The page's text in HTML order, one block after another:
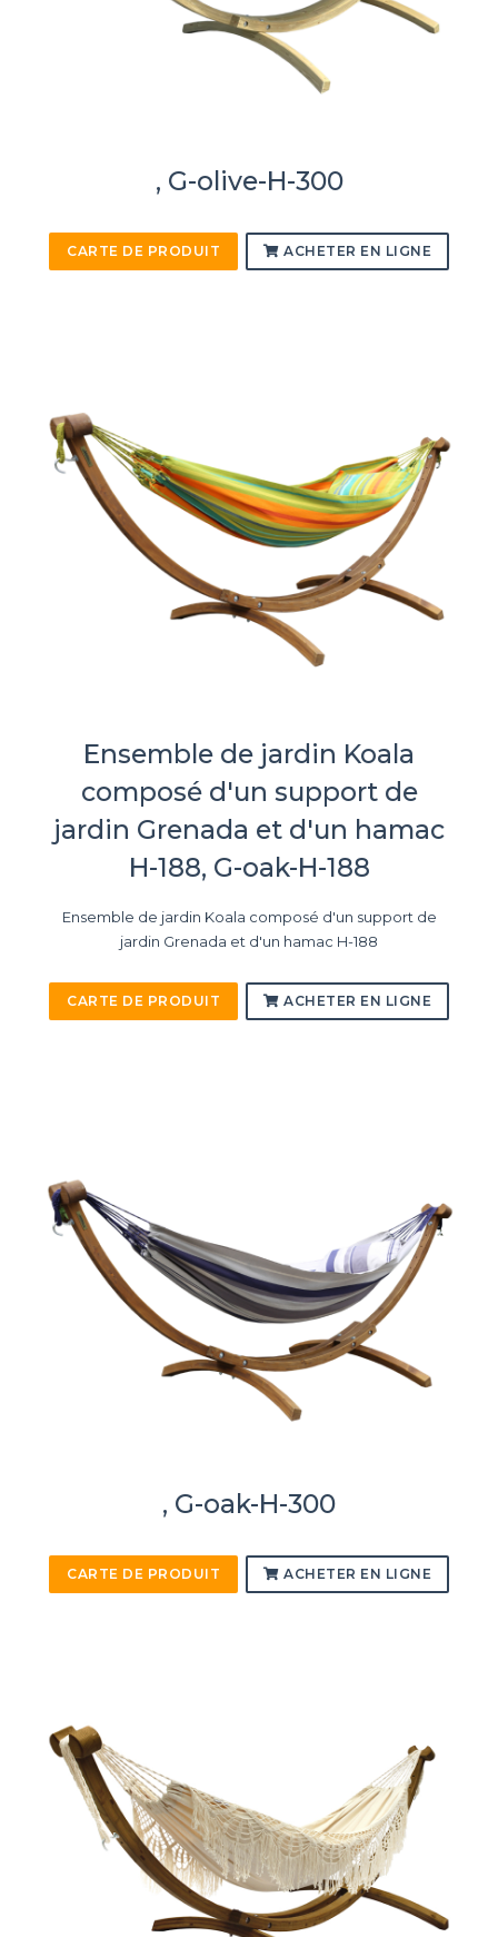
, G-olive-H-300
CARTE DE PRODUIT ACHETER EN LIGNE
Ensemble de jardin Koala
composé d'un support de
jardin Grenada et d'un hamac
H-188, G-oak-H-188
Ensemble de jardin Koala composé d'un support de
jardin Grenada et d'un hamac H-188
CARTE DE PRODUIT ACHETER EN LIGNE
, G-oak-H-300
CARTE DE PRODUIT ACHETER EN LIGNE